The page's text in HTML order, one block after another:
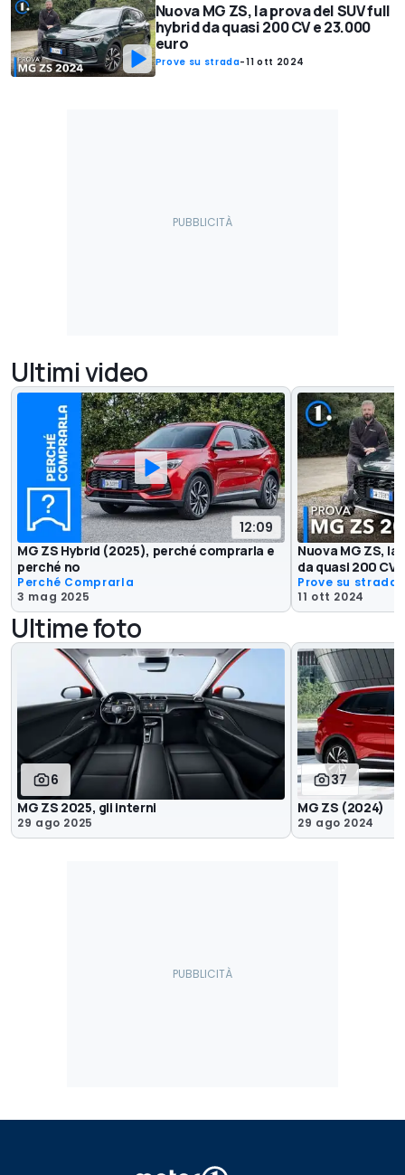
Nuova MG ZS, la prova del SUV full
hybrid da quasi 200 CV e 23.000
euro
Prove su strada-11 ott 2024
Ultimi video
12:09
MG ZS Hybrid (2025), perché comprarla e
perché no
Perché Comprarla
3 mag 2025
Nuova MG ZS, la
da quasi 200 CV
Prove su strada
11 ott 2024
Ultime foto
6
MG ZS 2025, gli interni
29 ago 2025
37
MG ZS (2024)
29 ago 2024